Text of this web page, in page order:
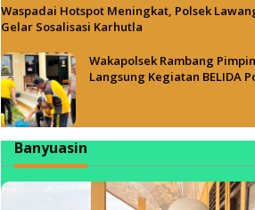
Waspadai Hotspot Meningkat, Polsek
Gelar Sosalisasi Karhutla
Wakapolsek Rambang Pimpin
Langsung Kegiatan BELIDA
Banyuasin